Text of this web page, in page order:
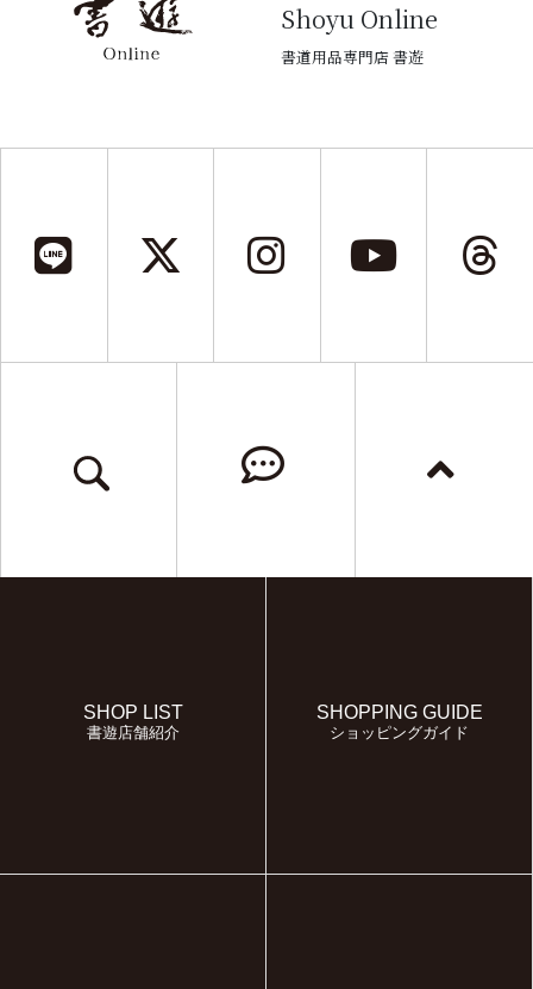
Shoyu Online
書道用品専門店 書遊
SHOP LIST
書遊店舗紹介
SHOPPING GUIDE
ショッピングガイド